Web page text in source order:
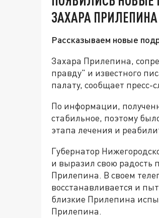
ЗАХАРА ПРИЛЕПИНА
Рассказываем новые
Захара Прилепина,
правду" и известного
палату, сообщает пресс-
По информации,
стабильное, поэтому
этапа лечения и
Губернатор
и выразил свою радость
Прилепина. В своем
восстанавливается и
близкие Прилепина
Прилепина.